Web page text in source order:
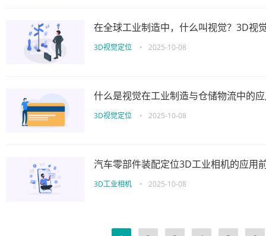
在全球工业制造中，什么叫视觉？3D视
3D视觉定位 • 2025-10-08
什么是视觉在工业制造与仓储物流中的
3D视觉定位 • 2025-10-08
汽车零部件装配定位3D工业相机的应用
3D工业相机 • 2025-10-08